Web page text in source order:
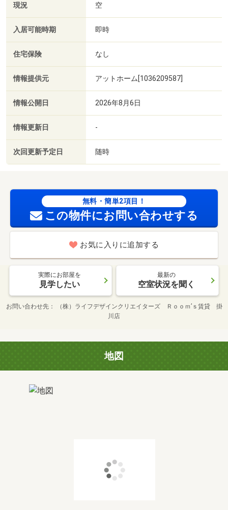
現況 空
入居可能時期 即時
住宅保険 なし
情報提供元 アットホーム[1036209587]
情報公開日 2026年8月6日
情報更新日 -
次回更新予定日 随時
無料・簡単2項目！
この物件にお問い合わせする
お気に入りに追加する
実際にお部屋を
見学したい
最新の
空室状況を聞く
お問い合わせ先
（株）ライフデザインクリエイターズ Ｒｏｏｍ’ｓ賃貸 掛
川店
地図